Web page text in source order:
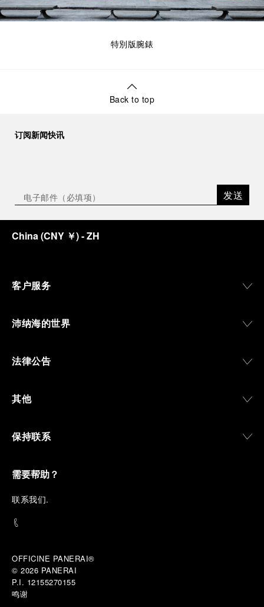
特別版腕錶
Back to top
订阅新闻快讯
发送
China(CNY ￥)- ZH
客户服务
沛纳海的世界
法律公告
其他
保持联系
需要帮助？
联系我们.
OFFICINE PANERAI®
© 2026 PANERAI
P.I. 12155270155
鸣谢